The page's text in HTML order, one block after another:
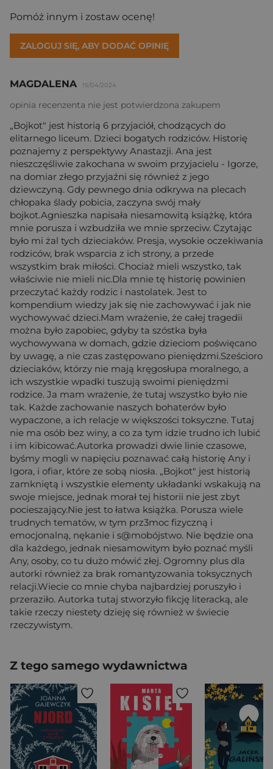
Pomóż innym i zostaw ocenę!
ZALOGUJ SIĘ, ABY DODAĆ OPINIĘ
MAGDALENA 15/04/2024
opinia recenzenta nie jest potwierdzona zakupem
„Bojkot" jest historią 6 przyjaciół, chodzących do
elitarnego liceum. Dzieci bogatych rodziców. Historię
poznajemy z perspektywy Anastazji. Ana jest
nieszczęśliwie zakochana w swoim przyjacielu - Igorze,
na domiar złego przyjaźni się również z jego
dziewczyną. Gdy pewnego dnia odkrywa na plecach
chłopaka ślady pobicia, zaczyna swój mały
bojkot.Agnieszka napisała niesamowitą książkę, która
mnie porusza i wzbudziła we mnie sprzeciw. Czytając
było mi żal tych dzieciaków. Presja, wysokie oczekiwania
rodziców, brak wsparcia z ich strony, a przede
wszystkim brak miłości. Chociaż mieli wszystko, tak
właściwie nie mieli nic.Dla mnie tę historię powinien
przeczytać każdy rodzic i nastolatek. Jest to
kompendium wiedzy jak się nie zachowywać i jak nie
wychowywać dzieci.Mam wrażenie, że całej tragedii
można było zapobiec, gdyby ta szóstka była
wychowywana w domach, gdzie dzieciom poświęcano
by uwagę, a nie czas zastępowano pieniędzmi.Sześcioro
dzieciaków, którzy nie mają kręgosłupa moralnego, a
ich wszystkie wpadki tuszują swoimi pieniędzmi
rodzice. Ja mam wrażenie, że tutaj wszystko było nie
tak. Każde zachowanie naszych bohaterów było
wypaczone, a ich relacje w większości toksyczne. Tutaj
nie ma osób bez winy, a co za tym idzie trudno ich lubić
i im kibicować.Autorka prowadzi dwie linie czasowe,
byśmy mogli w napięciu poznawać całą historię Any i
Igora, i ofiar, które ze sobą niosła. „Bojkot" jest historią
zamkniętą i wszystkie elementy układanki wskakują na
swoje miejsce, jednak morał tej historii nie jest zbyt
pocieszający.Nie jest to łatwa książka. Porusza wiele
trudnych tematów, w tym prz3moc fizyczną i
emocjonalną, nękanie i s@mobójstwo. Nie będzie ona
dla każdego, jednak niesamowitym było poznać myśli
Any, osoby, co tu dużo mówić złej. Ogromny plus dla
autorki również za brak romantyzowania toksycznych
relacji.Wiecie co mnie chyba najbardziej poruszyło i
przeraziło. Autorka tutaj stworzyło fikcję literacką, ale
takie rzeczy niestety dzieję się również w świecie
rzeczywistym.
Z tego samego wydawnictwa